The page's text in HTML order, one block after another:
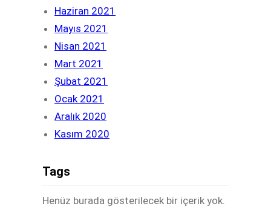
Haziran 2021
Mayıs 2021
Nisan 2021
Mart 2021
Şubat 2021
Ocak 2021
Aralık 2020
Kasım 2020
Tags
Henüz burada gösterilecek bir içerik yok.